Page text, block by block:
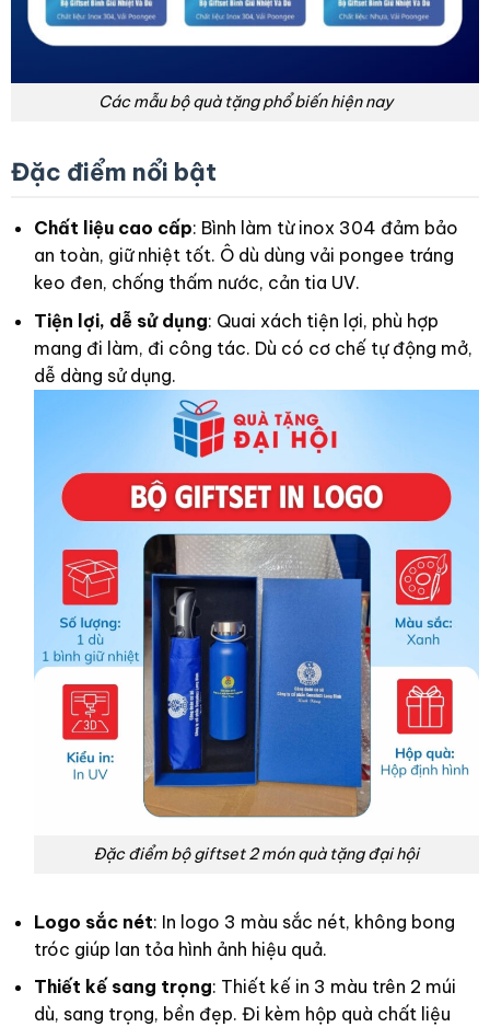
Các mẫu bộ quà tặng phổ biến hiện nay
Đặc điểm nổi bật
Chất liệu cao cấp: Bình làm từ inox 304 đảm bảo
an toàn, giữ nhiệt tốt. Ô dù dùng vải pongee tráng
keo đen, chống thấm nước, cản tia UV.
Tiện lợi, dễ sử dụng: Quai xách tiện lợi, phù hợp
mang đi làm, đi công tác. Dù có cơ chế tự động mở,
dễ dàng sử dụng.
Đặc điểm bộ giftset 2 món quà tặng đại hội
Logo sắc nét: In logo 3 màu sắc nét, không bong
tróc giúp lan tỏa hình ảnh hiệu quả.
Thiết kế sang trọng: Thiết kế in 3 màu trên 2 múi
dù, sang trọng, bền đẹp. Đi kèm hộp quà chất liệu